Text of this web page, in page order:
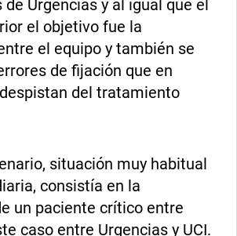
de Urgencias y al igual que el
el objetivo fue la
el equipo y también se
de fijación que en
del tratamiento
situación muy habitual
consistía en la
un paciente crítico entre
caso entre Urgencias y UCI.